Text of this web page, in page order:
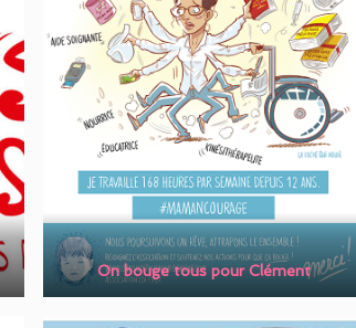
On bouge tous pour Clément